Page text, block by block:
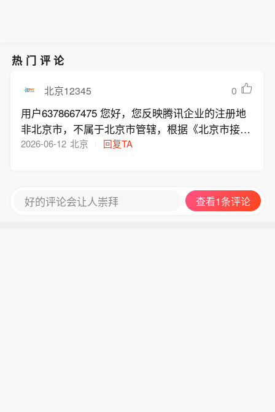
业的船只注意安全，沿海各有关单位提
热门评论
北京12345 0
用户6378667475 您好，您反映腾讯企业的注册地
非北京市，不属于北京市管辖，根据《北京市接诉
即办条例》、《市场监督管理投诉举报处理办法》
2026-06-12 北京 回复TA
好的评论会让人崇拜 查看1条评论